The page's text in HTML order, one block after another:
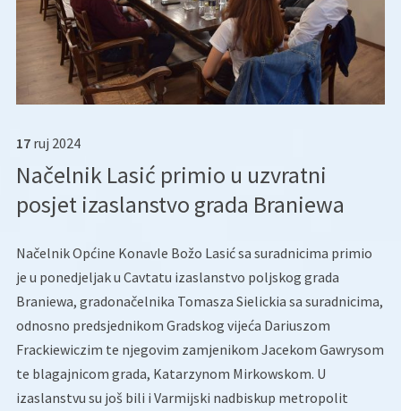
17 ruj 2024
Načelnik Lasić primio u uzvratni
posjet izaslanstvo grada Braniewa
Načelnik Općine Konavle Božo Lasić sa suradnicima primio
je u ponedjeljak u Cavtatu izaslanstvo poljskog grada
Braniewa, gradonačelnika Tomasza Sielickia sa suradnicima,
odnosno predsjednikom Gradskog vijeća Dariuszom
Frackiewiczim te njegovim zamjenikom Jacekom Gawrysom
te blagajnicom grada, Katarzynom Mirkowskom. U
izaslanstvu su još bili i Varmijski nadbiskup metropolit